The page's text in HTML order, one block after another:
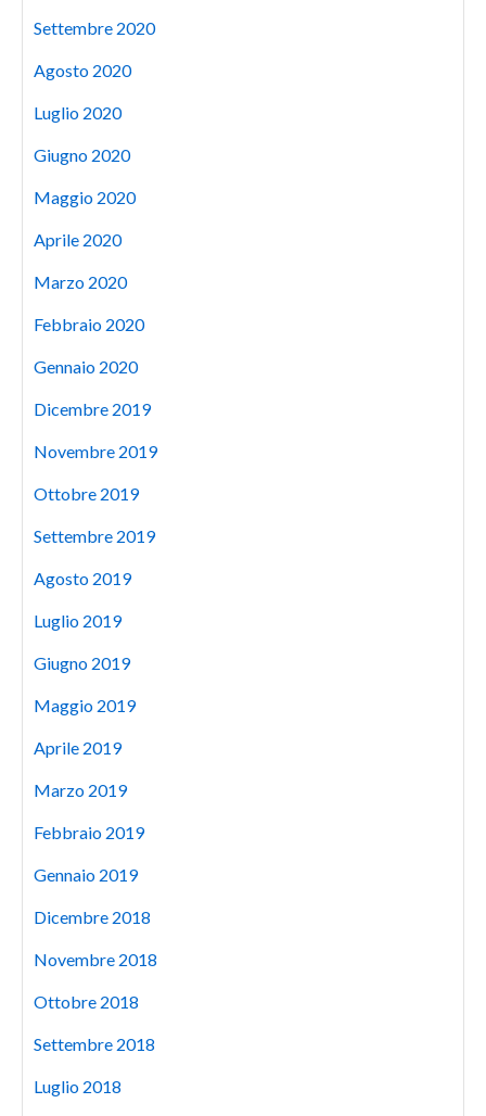
Settembre 2020
Agosto 2020
Luglio 2020
Giugno 2020
Maggio 2020
Aprile 2020
Marzo 2020
Febbraio 2020
Gennaio 2020
Dicembre 2019
Novembre 2019
Ottobre 2019
Settembre 2019
Agosto 2019
Luglio 2019
Giugno 2019
Maggio 2019
Aprile 2019
Marzo 2019
Febbraio 2019
Gennaio 2019
Dicembre 2018
Novembre 2018
Ottobre 2018
Settembre 2018
Luglio 2018